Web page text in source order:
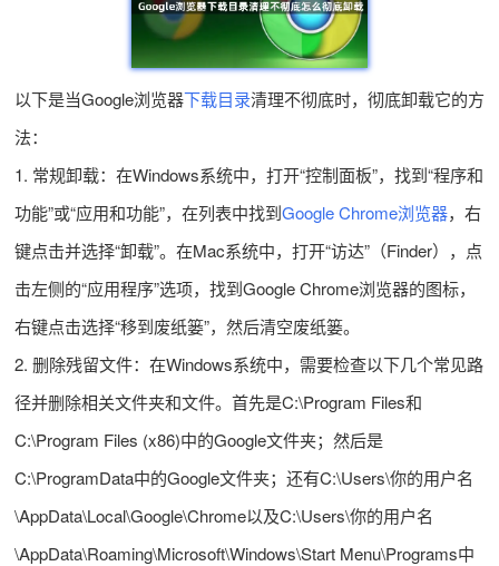
以下是当Google浏览器下载目录清理不彻底时，彻底卸载它的方
法：
1. 常规卸载：在Windows系统中，打开“控制面板”，找到“程序和
功能”或“应用和功能”，在列表中找到Google Chrome浏览器，右
键点击并选择“卸载”。在Mac系统中，打开“访达”（Finder），点
击左侧的“应用程序”选项，找到Google Chrome浏览器的图标，
右键点击选择“移到废纸篓”，然后清空废纸篓。
2. 删除残留文件：在Windows系统中，需要检查以下几个常见路
径并删除相关文件夹和文件。首先是C:\Program Files和
C:\Program Files (x86)中的Google文件夹；然后是
C:\ProgramData中的Google文件夹；还有C:\Users\你的用户名
\AppData\Local\Google\Chrome以及C:\Users\你的用户名
\AppData\Roaming\Microsoft\Windows\Start Menu\Programs中